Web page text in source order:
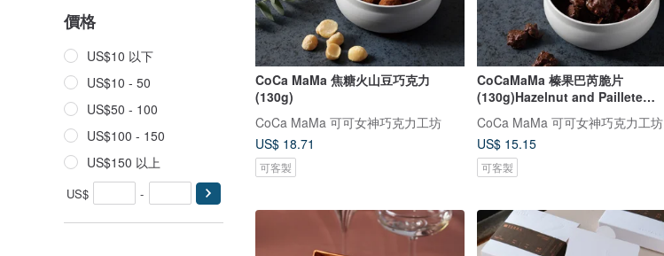
價格
US$10 以下
US$10 - 50
US$50 - 100
US$100 - 150
US$150 以上
US$ -
CoCa MaMa 焦糖火山豆巧克力
(130g)
CoCa MaMa 可可女神巧克力工坊
US$ 18.71
可客製
CoCaMaMa 榛果巴芮脆片
(130g)Hazelnut and Paillete
CoCa MaMa 可可女神巧克力工坊
US$ 15.15
可客製